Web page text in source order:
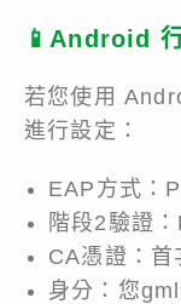
📱Android
若您使用
進行設定：
EAP方式：
階段2驗證
CA憑證：首
身分：您